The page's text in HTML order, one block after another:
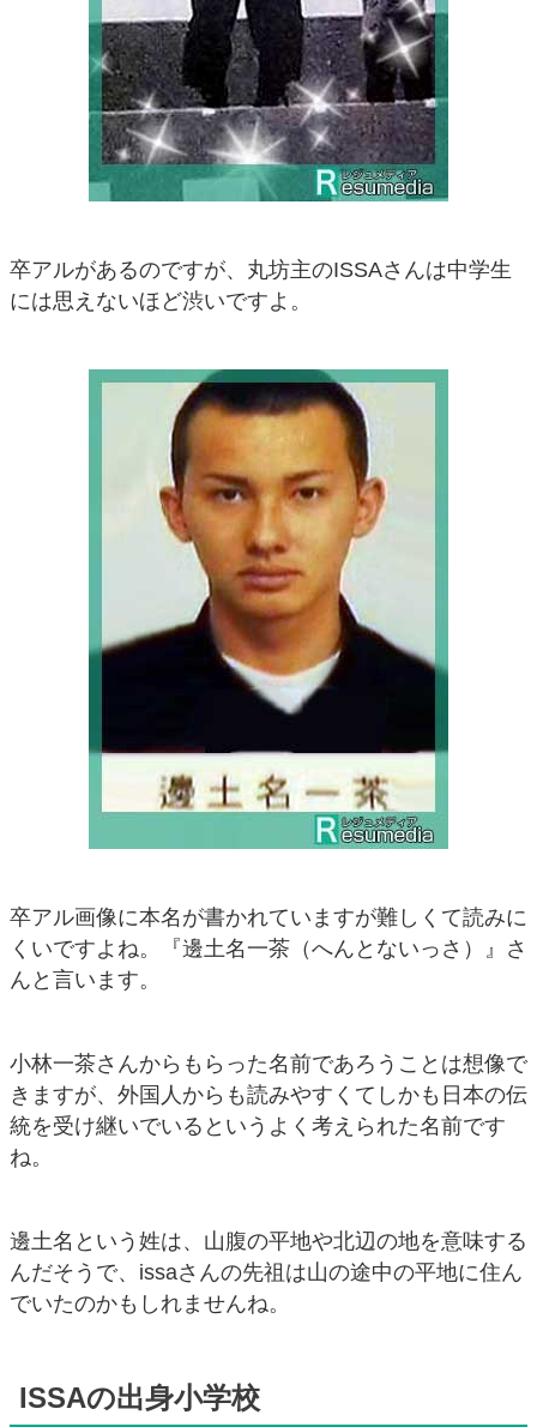
卒アルがあるのですが、丸坊主のISSAさんは中学生
には思えないほど渋いですよ。
卒アル画像に本名が書かれていますが難しくて読みに
くいですよね。『邊土名一茶（へんとないっさ）』さ
んと言います。
小林一茶さんからもらった名前であろうことは想像で
きますが、外国人からも読みやすくてしかも日本の伝
統を受け継いでいるというよく考えられた名前です
ね。
邊土名という姓は、山腹の平地や北辺の地を意味する
んだそうで、issaさんの先祖は山の途中の平地に住ん
でいたのかもしれませんね。
ISSAの出身小学校